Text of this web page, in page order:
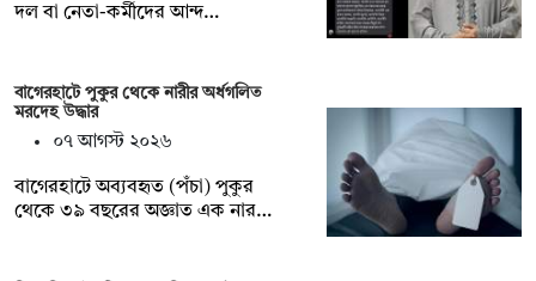
দল বা নেতা-কর্মীদের আন্দ…
বাগেরহাটে পুকুর থেকে নারীর অর্ধগলিত
মরদেহ উদ্ধার
০৭ আগস্ট ২০২৬
বাগেরহাটে অব্যবহৃত (পঁচা) পুকুর
থেকে ৩৯ বছরের অজ্ঞাত এক নার…